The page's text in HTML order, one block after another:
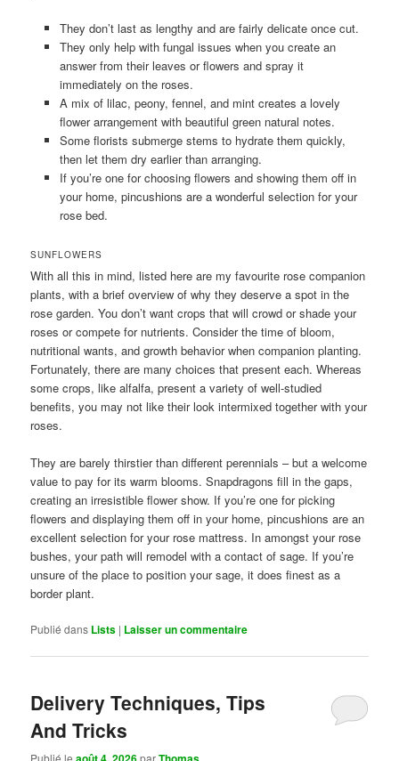
They don’t last as lengthy and are fairly delicate once cut.
They only help with fungal issues when you create an
answer from their leaves or flowers and spray it
immediately on the roses.
A mix of lilac, peony, fennel, and mint creates a lovely
flower arrangement with beautiful green natural notes.
Some florists submerge stems to hydrate them quickly,
then let them dry earlier than arranging.
If you’re one for choosing flowers and showing them off in
your home, pincushions are a wonderful selection for your
rose bed.
SUNFLOWERS
With all this in mind, listed here are my favourite rose companion
plants, with a brief overview of why they deserve a spot in the
rose garden. You don’t want crops that will crowd or shade your
roses or compete for nutrients. Consider the time of bloom,
nutritional wants, and growth behavior when companion planting.
Fortunately, there are many choices that present each. Whereas
some crops, like alfalfa, present a variety of well-studied
benefits, you may not like their look intermixed together with your
roses.
They are barely thirstier than different perennials – but a welcome
value to pay for its warm blooms. Snapdragons fill in the gaps,
creating an irresistible flower show. If you’re one for picking
flowers and displaying them off in your home, pincushions are an
excellent selection for your rose mattress. In amongst your rose
bushes, your path will remodel with a contact of sage. If you’re
unsure of the place to position your sage, it does finest as a
border plant.
Publié dans Lists | Laisser un commentaire
Delivery Techniques, Tips
And Tricks
Publié le par